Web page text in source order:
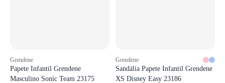
Grendene
Papete Infantil Grendene
Masculino Sonic Team 23175
Grendene
Sandália Papete Infantil Grendene
XS Disney Easy 23186